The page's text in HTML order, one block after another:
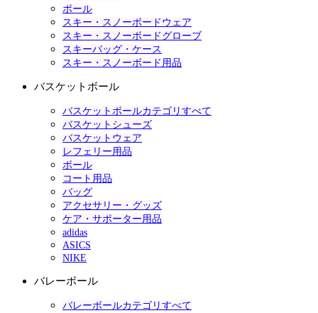
ポール
スキー・スノーボードウェア
スキー・スノーボードグローブ
スキーバッグ・ケース
スキー・スノーボード用品
バスケットボール
バスケットボールカテゴリすべて
バスケットシューズ
バスケットウェア
レフェリー用品
ボール
コート用品
バッグ
アクセサリー・グッズ
ケア・サポーター用品
adidas
ASICS
NIKE
バレーボール
バレーボールカテゴリすべて